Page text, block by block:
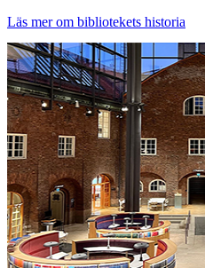
Läs mer om bibliotekets historia